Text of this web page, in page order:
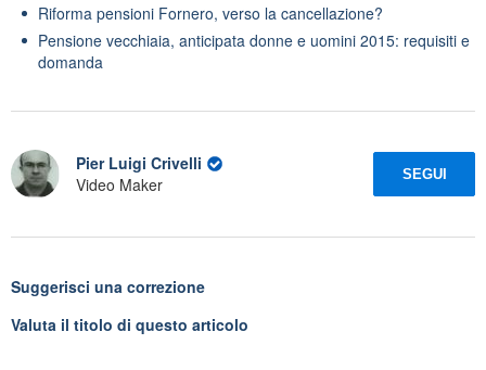
Riforma pensioni Fornero, verso la cancellazione?
Pensione vecchiaia, anticipata donne e uomini 2015: requisiti e
domanda
Pier Luigi Crivelli
Video Maker
SEGUI
Suggerisci una correzione
Valuta il titolo di questo articolo